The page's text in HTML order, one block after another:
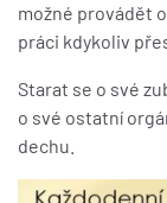
možné provádět
práci kdykoliv
Starat se o své
o své ostatní
dechu.